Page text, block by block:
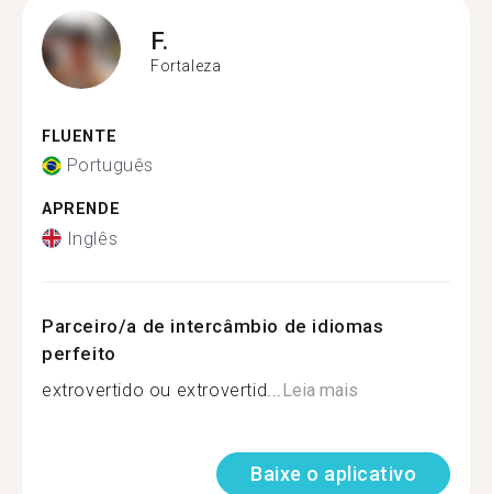
F.
Fortaleza
FLUENTE
Português
APRENDE
Inglês
Parceiro/a de intercâmbio de idiomas
perfeito
extrovertido ou extrovertid... Leia mais
Baixe o aplicativo